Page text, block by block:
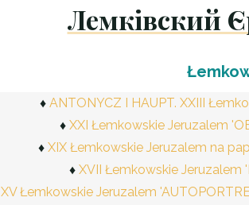
Лемківский
ANTONYCZ I HAUPT. XXIII
XXI Łemkowskie Jeruzalem
XIX Łemkowskie Jeruzalem na
XVII Łemkowskie Jeruzalem
XV Łemkowskie Jeruzalem